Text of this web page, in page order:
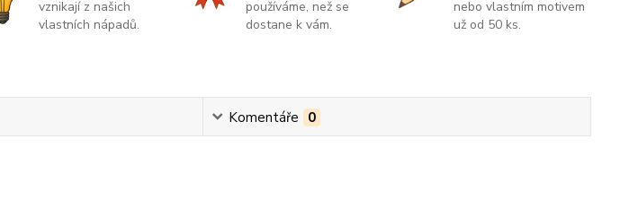
vznikají z našich
vlastních nápadů.
používáme, než se
dostane k vám.
nebo vlastním motivem
už od 50 ks.
Komentáře 0